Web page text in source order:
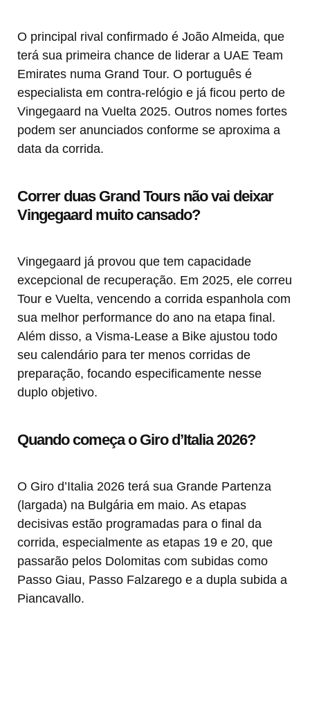
O principal rival confirmado é João Almeida, que
terá sua primeira chance de liderar a UAE Team
Emirates numa Grand Tour. O português é
especialista em contra-relógio e já ficou perto de
Vingegaard na Vuelta 2025. Outros nomes fortes
podem ser anunciados conforme se aproxima a
data da corrida.
Correr duas Grand Tours não vai deixar
Vingegaard muito cansado?
Vingegaard já provou que tem capacidade
excepcional de recuperação. Em 2025, ele correu
Tour e Vuelta, vencendo a corrida espanhola com
sua melhor performance do ano na etapa final.
Além disso, a Visma-Lease a Bike ajustou todo
seu calendário para ter menos corridas de
preparação, focando especificamente nesse
duplo objetivo.
Quando começa o Giro d’Italia 2026?
O Giro d’Italia 2026 terá sua Grande Partenza
(largada) na Bulgária em maio. As etapas
decisivas estão programadas para o final da
corrida, especialmente as etapas 19 e 20, que
passarão pelos Dolomitas com subidas como
Passo Giau, Passo Falzarego e a dupla subida a
Piancavallo.